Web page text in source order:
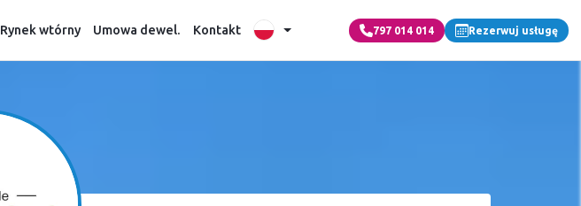
Rynek wtórny Umowa dewel. Kontakt 797 014 014 Rezerwuj usługę